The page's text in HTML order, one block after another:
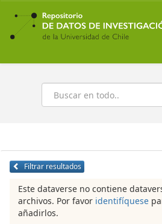
Ir
contenido
principal
Buscar
Filtrar resultados
Este dataverse no contiene
archivos. Por favor identifíquese
añadirlos.